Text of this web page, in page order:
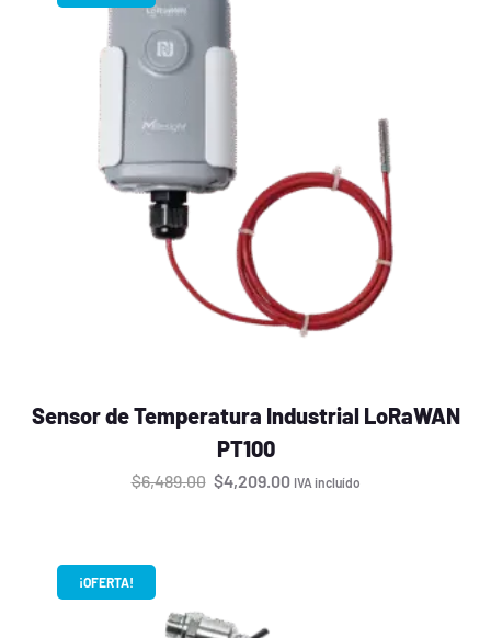
Sensor de Temperatura Industrial LoRaWAN
PT100
$6,489.00 $4,209.00 IVA incluído
¡OFERTA!